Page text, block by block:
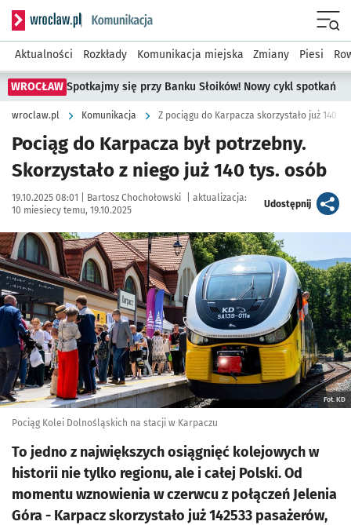
Serwis informacyjny wroclaw.pl podserwis: Komunikacja
Aktualności Rozkłady Komunikacja miejska Zmiany Piesi
WROCŁAW Spotkajmy się przy Banku Słoików! Nowy cykl spotkań
wroclaw.pl Komunikacja Z pociągu do Karpacza skorzystało już 140
Pociąg do Karpacza był potrzebny.
Skorzystało z niego już 140 tys. osób
Data publikacji:
19.10.2025 08:01 | Autor:
Bartosz Chochołowski
aktualizacja:
10 miesiecy temu, 19.10.2025
Udostępnijartykuł
Kliknij, aby powiększyć
Fot. KD
Pociąg Kolei Dolnośląskich na stacji w Karpaczu
To jedno z największych osiągnięć kolejowych w
historii nie tylko regionu, ale i całej Polski. Od
momentu wznowienia w czerwcu z połączeń Jelenia
Góra - Karpacz skorzystało już 142533 pasażerów,